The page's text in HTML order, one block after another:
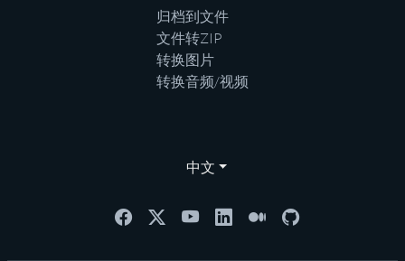
归档到文件
文件转ZIP
转换图片
转换音频/视频
中文